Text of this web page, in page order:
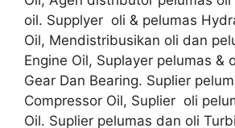
oil. Supplyer oli & pelumas
Oil, Mendistribusikan oli dan
Engine Oil, Suplayer pelumas &
Gear Dan Bearing. Suplier
Compressor Oil, Suplier oli
Oil. Suplier pelumas dan oli